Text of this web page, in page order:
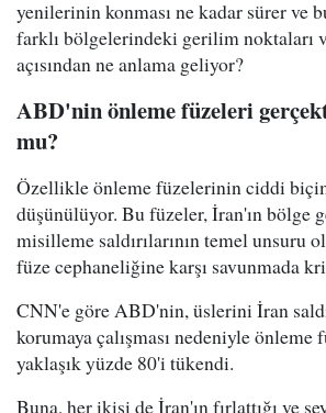
yenilerinin konması ne kadar sürer ve
farklı bölgelerindeki gerilim noktaları
açısından ne anlama geliyor?
ABD'nin önleme füzeleri
mu?
Özellikle önleme füzelerinin ciddi
düşünülüyor. Bu füzeler, İran'ın bölge
misilleme saldırılarının temel unsuru
füze cephaneliğine karşı savunmada
CNN'e göre ABD'nin, üslerini İran
korumaya çalışması nedeniyle önleme
yaklaşık yüzde 80'i tükendi.
Buna, her ikisi de İran'ın fırlattığı ve